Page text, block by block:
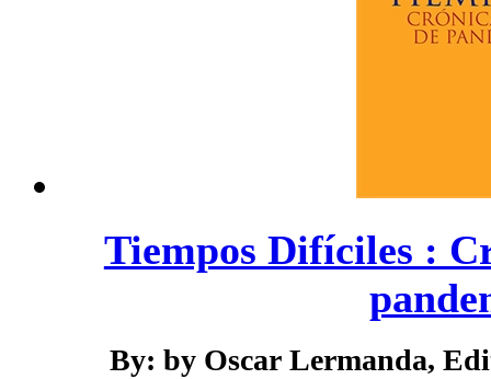
Tiempos Difíciles :
By: by Oscar Lermanda,